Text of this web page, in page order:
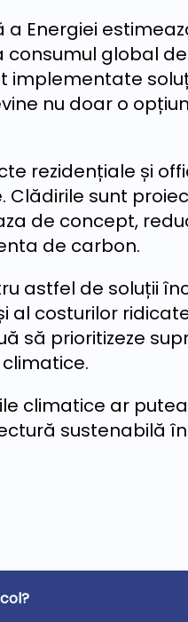
Energiei
global
implementate
nu doar o
rezidențiale și
Clădirile sunt
de concept,
de carbon.
astfel de soluții
al costurilor
să prioritizeze
climatice ar
sustenabilă